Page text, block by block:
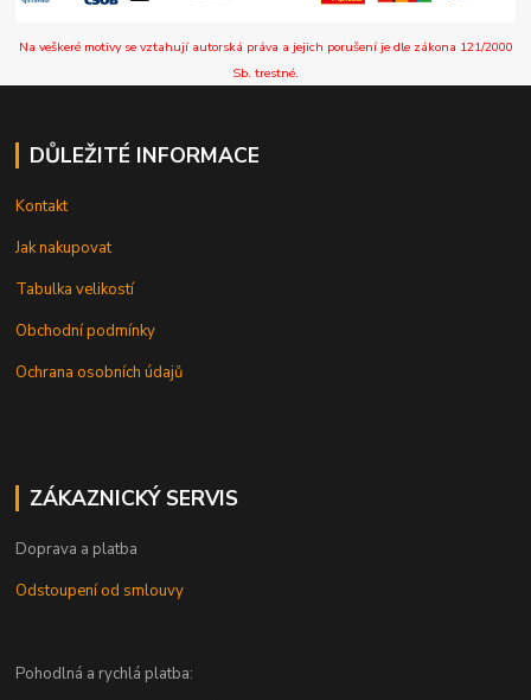
Na veškeré motivy se vztahují autorská práva a jejich porušení je dle zákona 121/2000
Sb. trestné.
DŮLEŽITÉ INFORMACE
Kontakt
Jak nakupovat
Tabulka velikostí
Obchodní podmínky
Ochrana osobních údajů
ZÁKAZNICKÝ SERVIS
Doprava a platba
Odstoupení od smlouvy
Pohodlná a rychlá platba: